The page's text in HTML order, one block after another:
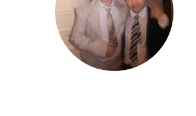
Is
in Amersfoort?
Alle